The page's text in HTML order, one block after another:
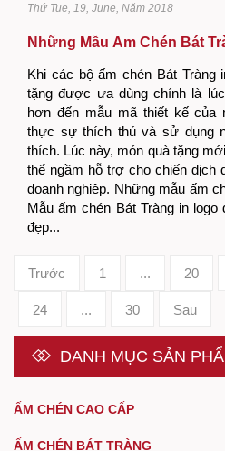
Thứ Tue, 19, June, Năm 2018
Những Mẫu Ấm Chén Bát
Khi các bộ ấm chén Bát Tràng
tặng được ưa dùng chính là
hơn đến mẫu mã thiết kế của
thực sự thích thú và sử dụng
thích. Lúc này, món quà tặng
thể ngầm hỗ trợ cho chiến dịch
doanh nghiệp. Những mẫu ấm
Mẫu ấm chén Bát Tràng in
đẹp...
Trước 1 ... 20
24 ... 30 Sau
DANH MỤC SẢN
ẤM CHÉN CAO CẤP
ẤM CHÉN BÁT TRÀNG